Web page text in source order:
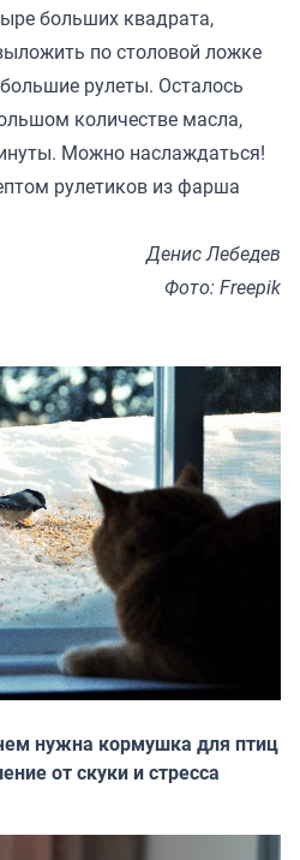
больших квадрата,
по столовой ложке
рулеты. Осталось
количестве масла,
Можно наслаждаться!
рулетиков из фарша
Денис Лебедев
Фото: Freepik
нужна кормушка для птиц
от скуки и стресса